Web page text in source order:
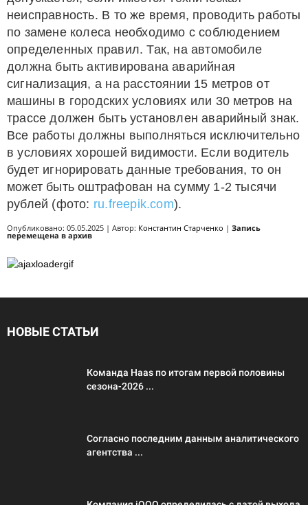
неисправность. В то же время, проводить работы
по замене колеса необходимо с соблюдением
определенных правил. Так, на автомобиле
должна быть активирована аварийная
сигнализация, а на расстоянии 15 метров от
машины в городских условиях или 30 метров на
трассе должен быть установлен аварийный знак.
Все работы должны выполняться исключительно
в условиях хорошей видимости. Если водитель
будет игнорировать данные требования, то он
может быть оштрафован на сумму 1-2 тысячи
рублей (фото: ru.freepik.com).
Опубликовано: 05.05.2025 | Автор: Константин Старченко | Запись
перемещена в архив
НОВЫЕ СТАТЬИ
Команда Haas по итогам первой половины
сезона-2026 ...
Согласно последним данным аналитического
агентства ...